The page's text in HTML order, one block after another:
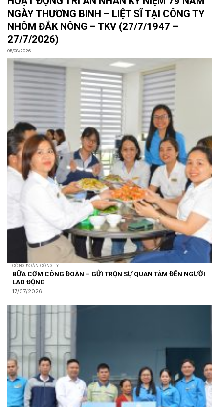
NGÀY THƯƠNG BINH – LIỆT SĨ TẠI CÔNG TY
NHÔM ĐẮK NÔNG – TKV (27/7/1947 –
27/7/2026)
05/08/2026
CÔNG ĐOÀN CÔNG TY
BỮA CƠM CÔNG ĐOÀN – GỬI TRỌN SỰ QUAN TÂM ĐẾN NGƯỜI
LAO ĐỘNG
17/07/2026